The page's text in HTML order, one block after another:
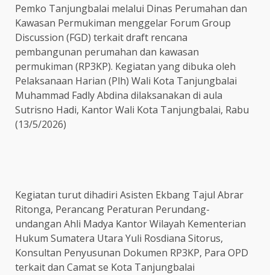
Pemko Tanjungbalai melalui Dinas Perumahan dan
Kawasan Permukiman menggelar Forum Group
Discussion (FGD) terkait draft rencana
pembangunan perumahan dan kawasan
permukiman (RP3KP). Kegiatan yang dibuka oleh
Pelaksanaan Harian (Plh) Wali Kota Tanjungbalai
Muhammad Fadly Abdina dilaksanakan di aula
Sutrisno Hadi, Kantor Wali Kota Tanjungbalai, Rabu
(13/5/2026)
Kegiatan turut dihadiri Asisten Ekbang Tajul Abrar
Ritonga, Perancang Peraturan Perundang-
undangan Ahli Madya Kantor Wilayah Kementerian
Hukum Sumatera Utara Yuli Rosdiana Sitorus,
Konsultan Penyusunan Dokumen RP3KP, Para OPD
terkait dan Camat se Kota Tanjungbalai